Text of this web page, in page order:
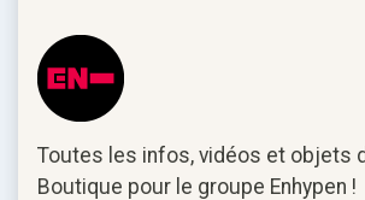
Toutes les infos, vidéos et objets
Boutique pour le groupe Enhypen !